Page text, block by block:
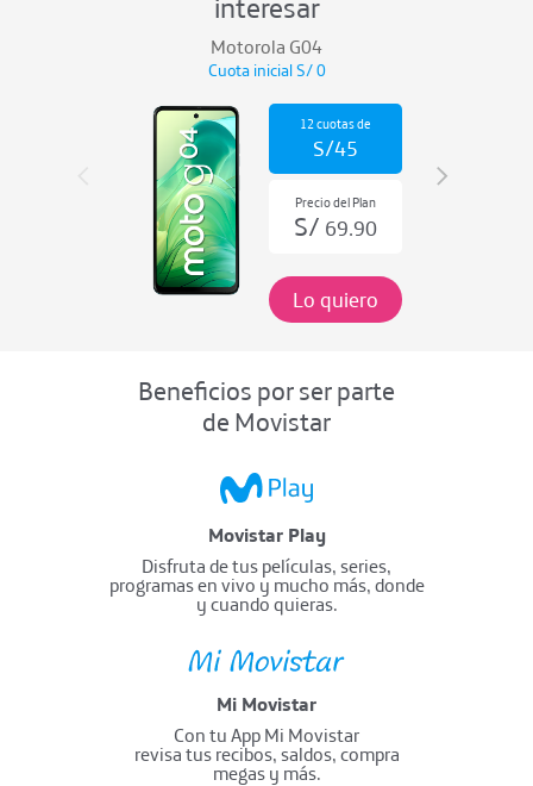
interesar
Motorola G04
Cuota inicial S/0
12cuotas de
S/45
Precio del Plan
S/ 69.90
Lo quiero
Beneficios por ser parte
de Movistar
Movistar Play
Disfruta de tus películas, series,
programas en vivo y mucho más, donde
y cuando quieras.
Mi Movistar
Con tu App Mi Movistar
revisa tus recibos, saldos, compra
megas y más.